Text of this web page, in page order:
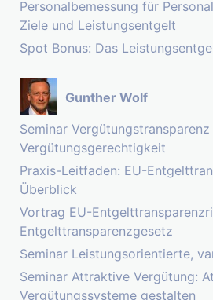
Personalbemessung für
Ziele und Leistungsentgelt
Spot Bonus: Das
Gunther Wolf
Seminar Vergütungstransparenz
Vergütungsgerechtigkeit
Praxis-Leitfaden: EU-
Überblick
Vortrag EU-
Entgelttransparenzgesetz
Seminar Leistungsorientierte,
Seminar Attraktive Vergütung:
Vergütungssysteme gestalten